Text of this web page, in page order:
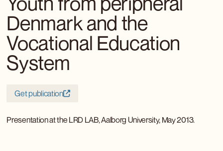
Denmark and the
Vocational Education
System
Get publication
Presentation at the LRD LAB, Aalborg University, May 2013.